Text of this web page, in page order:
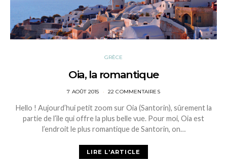
GRÈCE
Oia, la romantique
POSTED
7 AOÛT 2015 22 COMMENTAIRES
Hello ! Aujourd’hui petit zoom sur Oia (Santorin), sûrement la
partie de l’île qui offre la plus belle vue. Pour moi, Oia est
l’endroit le plus romantique de Santorin, on…
LIRE L'ARTICLE